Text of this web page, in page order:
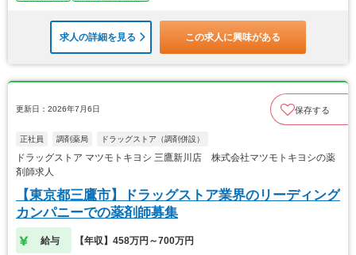
求人の詳細を見る この求人に興味がある
更新日：2026年7月6日 保存する
正社員 調剤薬局 ドラッグストア（調剤併設）
ドラッグストア マツモトキヨシ 三鷹新川店 株式会社マツモトキヨシの薬
剤師求人
【東京都三鷹市】ドラッグストア業界のリーディング
カンパニーでの薬剤師募集
給与 【年収】458万円～700万円